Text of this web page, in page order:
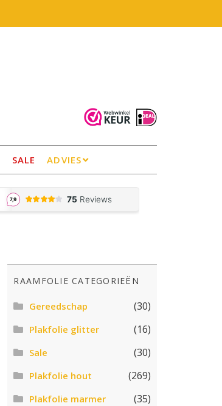
SALE ADVIES
RAAMFOLIE CATEGORIEËN
Gereedschap (30)
Plakfolie glitter (16)
Sale (30)
Plakfolie hout (269)
Plakfolie marmer (35)